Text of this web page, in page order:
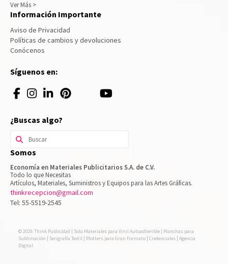
Ver Más >
Información Importante
Aviso de Privacidad
Políticas de cambios y devoluciones
Conócenos
Síguenos en:
¿Buscas algo?
Buscar
por:
Somos
Economía en Materiales Publicitarios S.A. de C.V.
Todo lo que Necesitas
Artículos, Materiales, Suministros y Equipos para las Artes Gráficas.
thinkrecepcion@gmail.com
Tel: 55-5519-2545
© 2026 Think Publicidad | Solo Materiales para Vinil Autoadherible | Planchas para
Sublimación | Serigrafía Textil | Plotters para Gran Formato | Credenciales | Agencia
Digital